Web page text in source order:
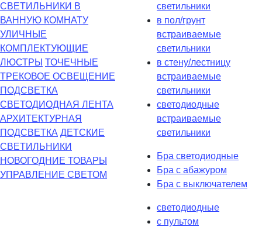
СВЕТИЛЬНИКИ В
ВАННУЮ КОМНАТУ
УЛИЧНЫЕ
КОМПЛЕКТУЮЩИЕ
ЛЮСТРЫ ТОЧЕЧНЫЕ
ТРЕКОВОЕ ОСВЕЩЕНИЕ
ПОДСВЕТКА
СВЕТОДИОДНАЯ ЛЕНТА
АРХИТЕКТУРНАЯ
ПОДСВЕТКА ДЕТСКИЕ
СВЕТИЛЬНИКИ
НОВОГОДНИЕ ТОВАРЫ
УПРАВЛЕНИЕ СВЕТОМ
светильники
в пол/грунт
встраиваемые
светильники
в стену/лестницу
встраиваемые
светильники
светодиодные
встраиваемые
светильники
Бра светодиодные
Бра с абажуром
Бра с выключателем
светодиодные
с пультом